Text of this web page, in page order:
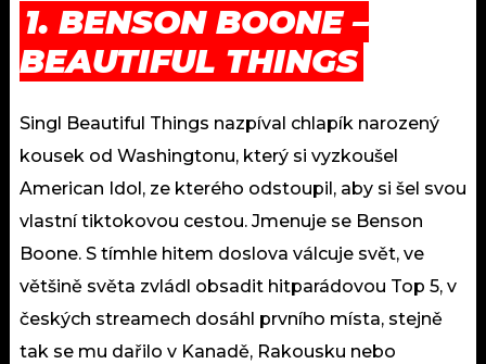
1. BENSON BOONE –
BEAUTIFUL THINGS
Singl Beautiful Things nazpíval chlapík narozený
kousek od Washingtonu, který si vyzkoušel
American Idol, ze kterého odstoupil, aby si šel svou
vlastní tiktokovou cestou. Jmenuje se Benson
Boone. S tímhle hitem doslova válcuje svět, ve
většině světa zvládl obsadit hitparádovou Top 5, v
českých streamech dosáhl prvního místa, stejně
tak se mu dařilo v Kanadě, Rakousku nebo